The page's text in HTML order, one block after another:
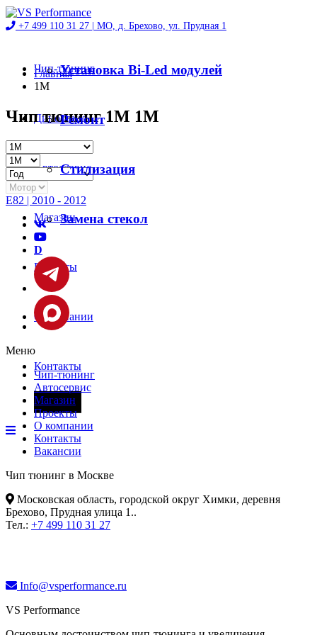
+7 499 110 31 27 | МО, д. Брехово, ул. Прудная 1
Чип-тюнинг
Диностенд
Автосервис
Магазин
Проекты
О компании
Контакты
Фары
Установка Bi-Led модулей
Ремонт
Стилизация
Замена стекол
Главная
1M
Чип тюнинг 1M 1M
E82 | 2010 - 2012
D
Меню
Чип-тюнинг
Автосервис
Магазин
Проекты
О компании
Контакты
Вакансии
Чип тюнинг в Москве
Московская область, городской округ Химки, деревня
Брехово, Прудная улица 1..
Тел.: +7 499 110 31 27
Info@vsperformance.ru
VS Performance